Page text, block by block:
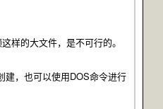
样的大文件，是不可行的。
建，也可以使用DOS命令进行